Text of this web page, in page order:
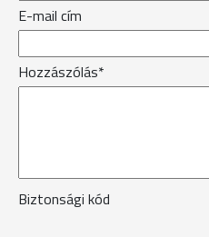
E-mail cím
Hozzászólás*
Biztonsági kód